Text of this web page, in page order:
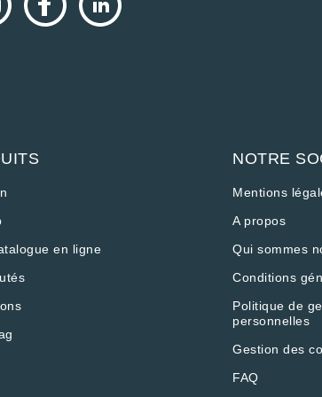
la conformité avec les réglementations.
en ligne
NOTRE
Mentions
A propos
Qui sommes
Conditions
Politique de
personnelles
Gestion des
FAQ